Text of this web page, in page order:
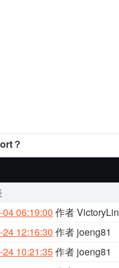
？
06:19:00 作者 VictoryLin
12:16:30 作者 joeng81
10:21:35作者 joeng81